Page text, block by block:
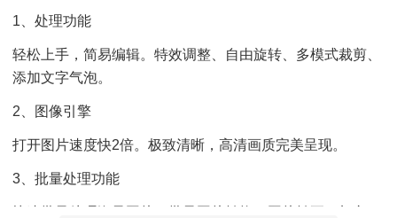
1、处理功能
轻松上手，简易编辑。特效调整、自由旋转、多模式裁剪、
添加文字气泡。
2、图像引擎
打开图片速度快2倍。极致清晰，高清画质完美呈现。
3、批量处理功能